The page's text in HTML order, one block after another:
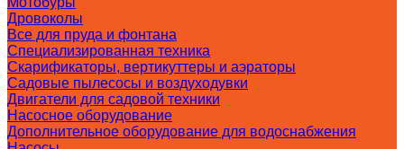
Дровоколы
Все для пруда и фонтана
Специализированная техника
Скарификаторы, вертикуттеры и аэраторы
Садовые пылесосы и воздуходувки
Двигатели для садовой техники
Насосное оборудование
Дополнительное оборудование для водоснабжения